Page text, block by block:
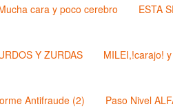
cara y poco cerebro ESTA
Y ZURDAS MILEI,!carajo!
Antifraude (2) Paso Nivel